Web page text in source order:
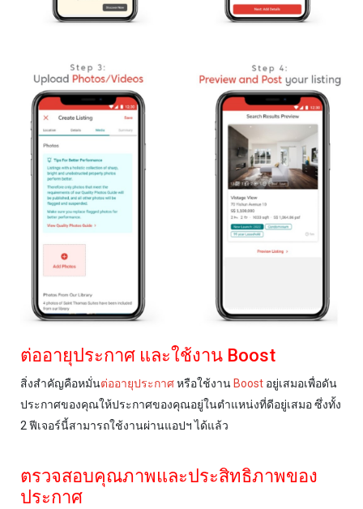
ต่ออายุประกาศ และใช้งาน Boost
สิ่งสำคัญคือหมั่นต่ออายุประกาศหรือใช้งาน Boost อยู่เสมอเพื่อดัน
ประกาศของคุณให้ประกาศของคุณอยู่ในตำแหน่งที่ดีอยู่เสมอ ซึ่งทั้ง
2 ฟีเจอร์นี้สามารถใช้งานผ่านแอปฯ ได้แล้ว
ตรวจสอบคุณภาพและประสิทธิภาพของ
ประกาศ